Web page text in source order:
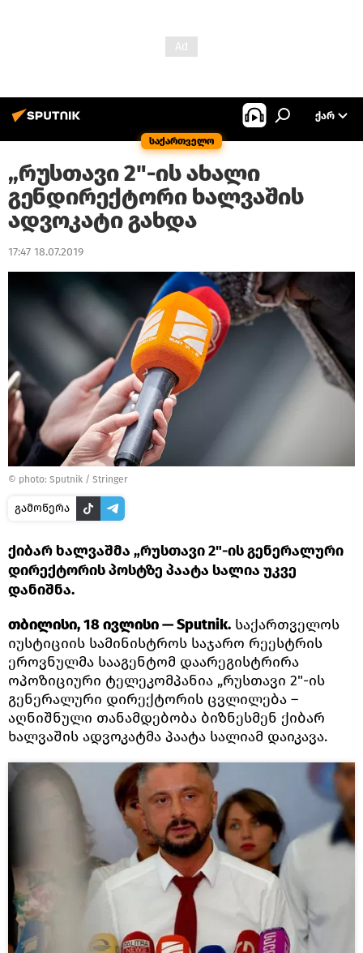
საქართველო
ᲥᲐᲠ
„რუსთავი 2"-ის ახალი
გენდირექტორი ხალვაშის
ადვოკატი გახდა
17:47 18.07.2019
© photo: Sputnik / Stringer
გამოწერა
ქიბარ ხალვაშმა „რუსთავი 2"-ის გენერალური
დირექტორის პოსტზე პაატა სალია უკვე
დანიშნა.
თბილისი, 18 ივლისი — Sputnik. საქართველოს
იუსტიციის სამინისტროს საჯარო რეესტრის
ეროვნულმა სააგენტომ დაარეგისტრირა
ოპოზიციური ტელეკომპანია „რუსთავი 2"-ის
გენერალური დირექტორის ცვლილება –
აღნიშნული თანამდებობა ბიზნესმენ ქიბარ
ხალვაშის ადვოკატმა პაატა სალიამ დაიკავა.